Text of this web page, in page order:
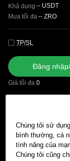
Khả dụng -- USDT
Mua tối đa-- ZRO
TP/SL
Đăng
Giá tối đa 0
Lệnh chờ khớp
Chúng tôi sử
bình thường, cá
tính năng của
Chúng tôi cũng